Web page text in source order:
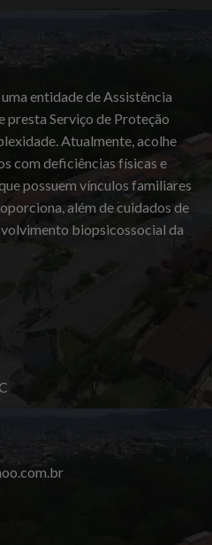
entidade de Assistência
presta Serviço de Proteção
Atualmente, acolhe
com deficiências físicas e
possuem vínculos familiares
além de cuidados de
biopsicossocial da